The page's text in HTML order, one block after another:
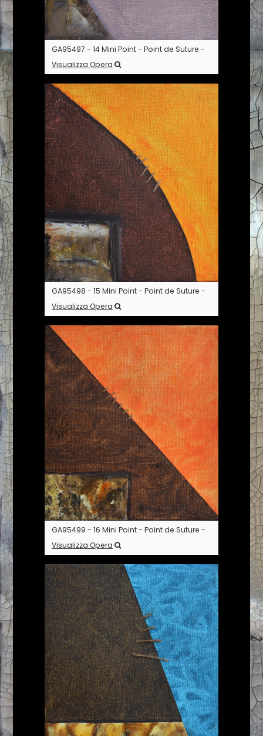
GA95497 - 14 Mini Point - Point de Suture -
Visualizza Opera
GA95498 - 15 Mini Point - Point de Suture -
Visualizza Opera
GA95499 - 16 Mini Point - Point de Suture -
Visualizza Opera